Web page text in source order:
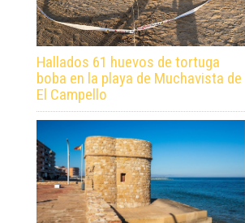
Hallados 61 huevos de tortuga
boba en la playa de Muchavista de
El Campello